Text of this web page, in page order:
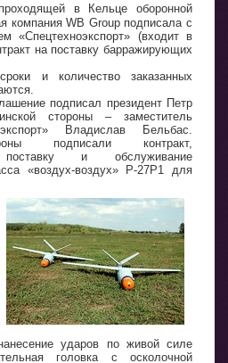
в Кельце оборонной
компания WB Group подписала с
«Спецтехноэкспорт» (входит в
на поставку барражирующих
и количество заказанных
подписал президент Петр
стороны – заместитель
Владислав Бельбас.
подписали контракт,
поставку и обслуживание
«воздух-воздух» Р-27Р1 для
ударов по живой силе
головка с осколочной